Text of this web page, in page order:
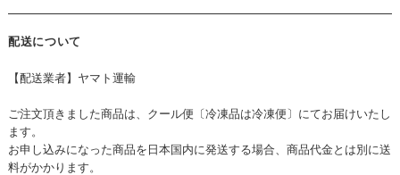
配送について
【配送業者】ヤマト運輸
ご注文頂きました商品は、クール便〔冷凍品は冷凍便〕にてお届けいたし
ます。
お申し込みになった商品を日本国内に発送する場合、商品代金とは別に送
料がかかります。